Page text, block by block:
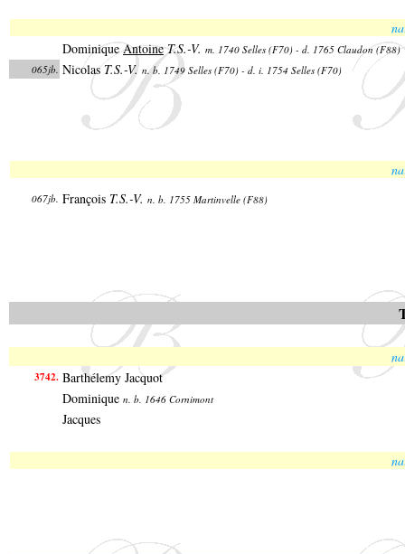
DominiqueAntoine T.S.-V. m. 1740 Selles (F70) - d. 1765 Claudon (F88)
065jb. NicolasT.S.-V. n. b. 1749 Selles (F70) - d. i. 1754 Selles (F70)
067jb. François T.S.-V. n. b. 1755 Martinvelle (F88)
3742. Barthélemy Jacquot
Dominique n. b. 1646 Cornimont
Jacques